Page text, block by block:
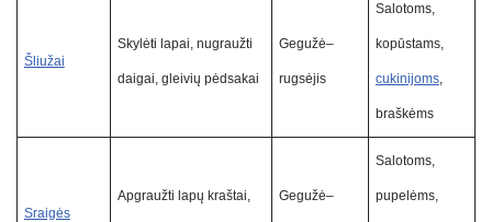
Šliužai
Skylėti lapai, nugraužti
daigai, gleivių pėdsakai
Gegužė–
rugsėjis
Salotoms,
kopūstams,
cukinijoms,
braškėms
Sraigės
Apgraužti lapų kraštai, Gegužė–
Salotoms,
pupelėms,